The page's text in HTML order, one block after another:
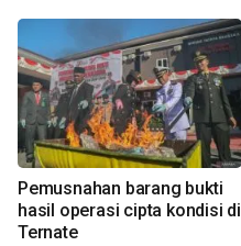
Pemusnahan barang bukti
hasil operasi cipta kondisi di
Ternate